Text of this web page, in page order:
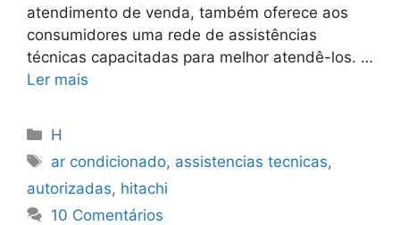
atendimento de venda, também oferece aos
consumidores uma rede de assistências
técnicas capacitadas para melhor atendê-los. …
Ler mais
Categorias
H
Tags
ar condicionado, assistencias tecnicas,
autorizadas, hitachi
10 Comentários